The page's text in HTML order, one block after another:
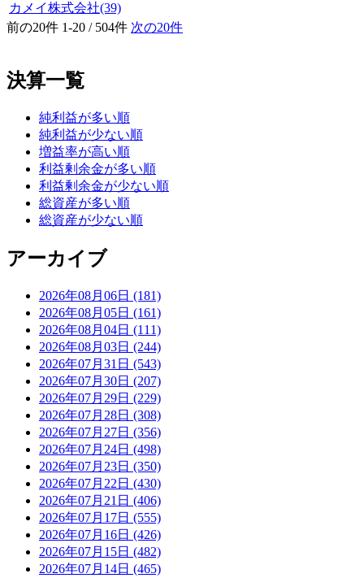
カメイ株式会社(39)
前の20件 1-20 / 504件 次の20件
決算一覧
純利益が多い順
純利益が少ない順
増益率が高い順
利益剰余金が多い順
利益剰余金が少ない順
総資産が多い順
総資産が少ない順
アーカイブ
2026年08月06日 (181)
2026年08月05日 (161)
2026年08月04日 (111)
2026年08月03日 (244)
2026年07月31日 (543)
2026年07月30日 (207)
2026年07月29日 (229)
2026年07月28日 (308)
2026年07月27日 (356)
2026年07月24日 (498)
2026年07月23日 (350)
2026年07月22日 (430)
2026年07月21日 (406)
2026年07月17日 (555)
2026年07月16日 (426)
2026年07月15日 (482)
2026年07月14日 (465)